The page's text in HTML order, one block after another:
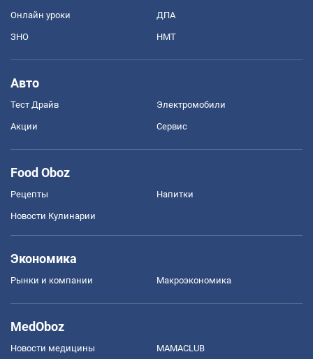
Онлайн уроки ДПА
ЗНО НМТ
Авто
Тест Драйв Электромобили
Акции Сервис
Food Oboz
Рецепты Напитки
Новости Кулинарии
Экономика
Рынки и компании Mакроэкономика
MedOboz
Новости медицины MAMACLUB